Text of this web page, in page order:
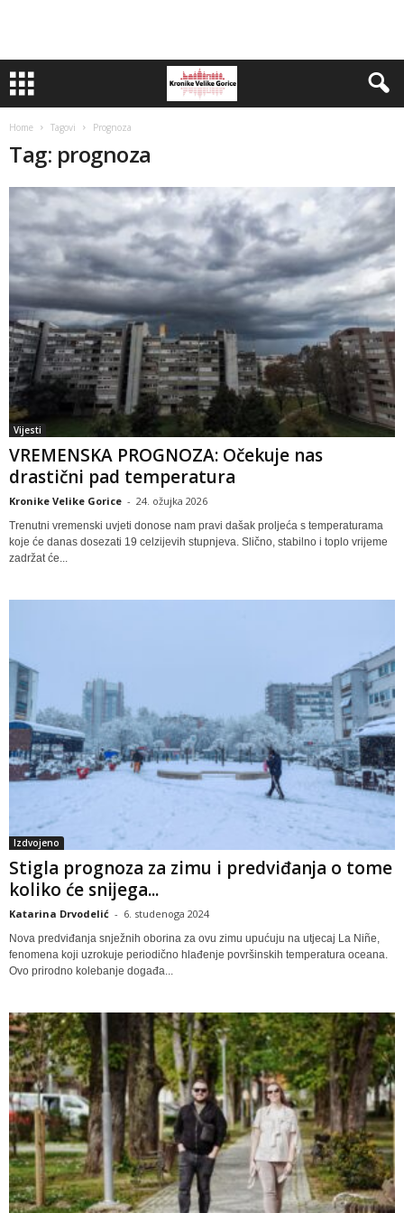
Home Tagovi Prognoza
Tag: prognoza
Vijesti
VREMENSKA PROGNOZA: Očekuje nas
drastični pad temperatura
Kronike Velike Gorice - 24. ožujka 2026
Trenutni vremenski uvjeti donose nam pravi dašak proljeća s temperaturama
koje će danas dosezati 19 celzijevih stupnjeva. Slično, stabilno i toplo vrijeme
zadržat će...
Izdvojeno
Stigla prognoza za zimu i predviđanja o tome
koliko će snijega...
Katarina Drvodelić - 6. studenoga 2024
Nova predviđanja snježnih oborina za ovu zimu upućuju na utjecaj La Niñe,
fenomena koji uzrokuje periodično hlađenje površinskih temperatura oceana.
Ovo prirodno kolebanje događa...